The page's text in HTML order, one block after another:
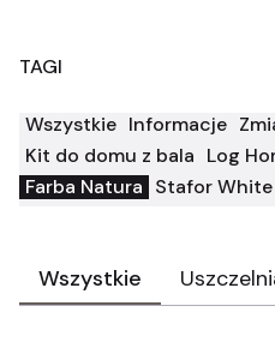
TAGI
Wszystkie Informacje
Kit do domu z bala Log
Farba Natura Stafor White
Wszystkie